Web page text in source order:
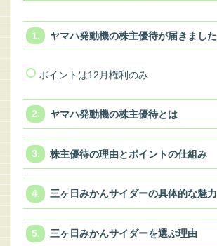
ヤマハ発動機の株主優待が届きました
ポイントは12月権利のみ
ヤマハ発動機の株主優待とは
株主優待の理由とポイントの仕組み
三ヶ日みかんサイダーの具体的な魅力
三ヶ日みかんサイダーを選ぶ理由